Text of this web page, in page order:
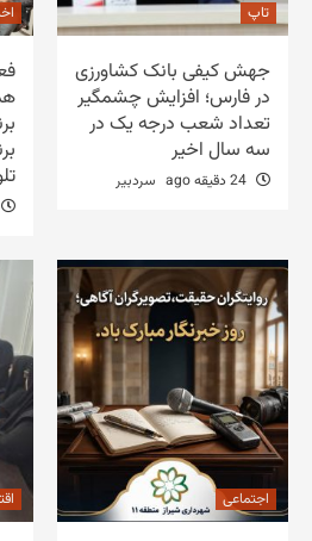
تاپ
جهش کیفی بانک کشاورزی
در فارس؛ افزایش چشمگیر
تعداد شعب درجه یک در
سه سال اخیر
سردبیر
اجتماعی